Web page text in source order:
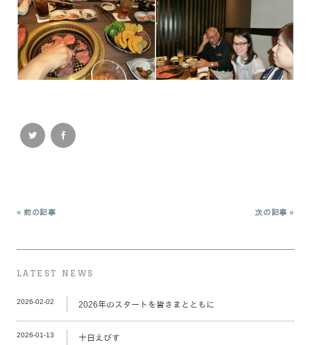
« 前の記事 次の記事 »
LATEST NEWS
2026-02-02 2026年のスタートを皆さまとともに
2026-01-13 十日えびす